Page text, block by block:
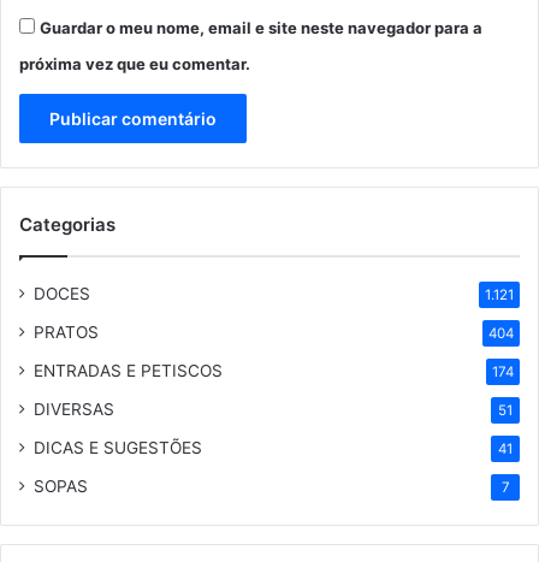
Guardar o meu nome, email e site neste navegador para a
próxima vez que eu comentar.
Categorias
DOCES 1.121
PRATOS 404
ENTRADAS E PETISCOS 174
DIVERSAS 51
DICAS E SUGESTÕES 41
SOPAS 7